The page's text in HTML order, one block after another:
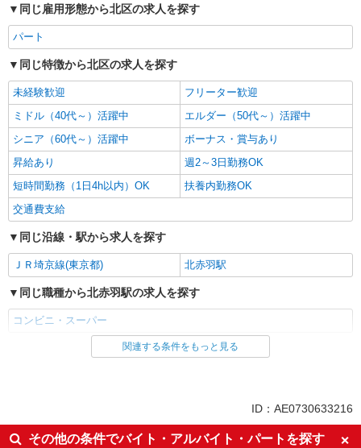
同じ雇用形態から北区の求人を探す
パート
同じ特徴から北区の求人を探す
未経験歓迎
フリーター歓迎
ミドル（40代～）活躍中
エルダー（50代～）活躍中
シニア（60代～）活躍中
ボーナス・賞与あり
昇給あり
週2～3日勤務OK
短時間勤務（1日4h以内）OK
扶養内勤務OK
交通費支給
同じ沿線・駅から求人を探す
ＪＲ埼京線(東京都) 北赤羽駅
同じ職種から北赤羽駅の求人を探す
コンビニ・スーパー
同じ雇用形態から北赤羽駅の求人を探す
未経験歓迎
フリーター歓迎
関連する条件をもっと見る
ID：AE0730633216
その他の条件でバイト・アルバイト・パートを探す